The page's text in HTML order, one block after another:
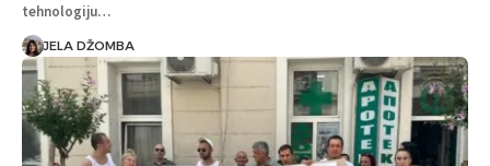
tehnologiju…
JELA DŽOMBA